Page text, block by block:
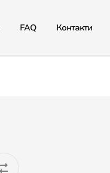
FAQ Контакти